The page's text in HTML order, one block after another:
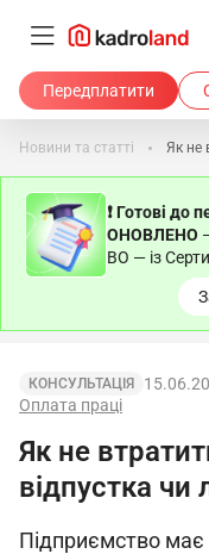
Передплатити
Новини та статті
❗ Готові до
ОНОВЛЕНО
ВО — із
КОНСУЛЬТАЦІЯ
Оплата праці
Як не
відпустка чи
Підприємство має